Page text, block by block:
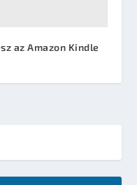
az Amazon Kindle